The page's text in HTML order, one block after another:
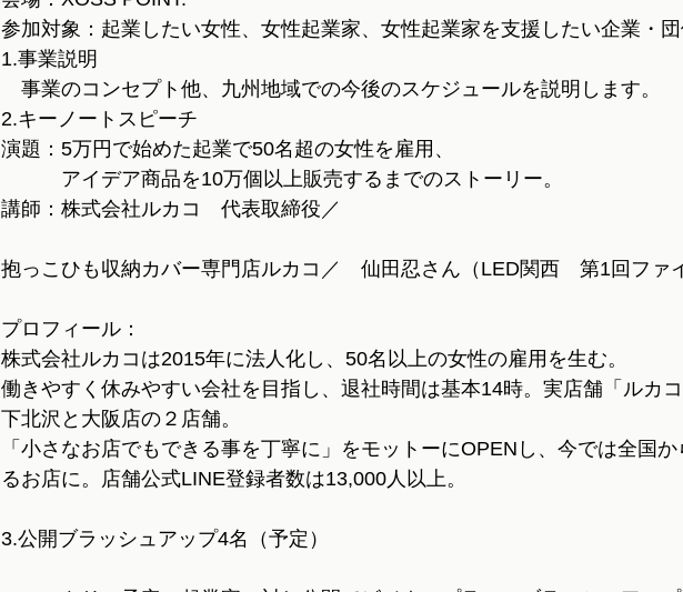
参加対象：起業したい女性、女性起業家、女性起業家を支援したい企業・
1.事業説明
事業のコンセプト他、九州地域での今後のスケジュールを説明します。
2.キーノートスピーチ
演題：5万円で始めた起業で50名超の女性を雇用、
アイデア商品を10万個以上販売するまでのストーリー。
講師：株式会社ルカコ　代表取締役／
抱っこひも収納カバー専門店ルカコ／　仙田忍さん（LED関西　第1回ファ
プロフィール：
株式会社ルカコは2015年に法人化し、50名以上の女性の雇用を生む。
働きやすく休みやすい会社を目指し、退社時間は基本14時。実店舗「ルカ
下北沢と大阪店の２店舗。
「小さなお店でもできる事を丁寧に」をモットーにOPENし、今では全国
るお店に。店舗公式LINE登録者数は13,000人以上。
3.公開ブラッシュアップ4名（予定）